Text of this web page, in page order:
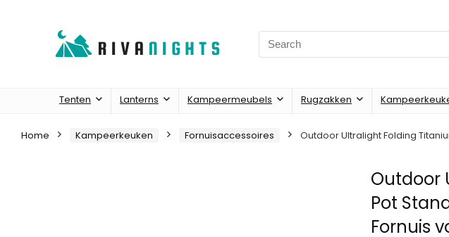
Search
for:
Tenten Lanterns Kampeermeubels Rugzakken
Home Kampeerkeuken Fornuisaccessoires Outdoor Ultralight Folding
Outdoor
Pot
Fornuis